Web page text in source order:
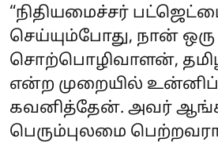
“நிதியமைச்சர்
செய்யும்போது, நான் ஒரு
சொற்பொழிவாளன்,
என்ற முறையில்
கவனித்தேன். அவர்
பெரும்புலமை